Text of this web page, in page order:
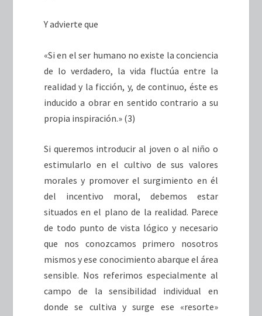
Y advierte que
«Si en el ser humano no existe la conciencia
de lo verdadero, la vida fluctúa entre la
realidad y la ficción, y, de continuo, éste es
inducido a obrar en sentido contrario a su
propia inspiración.» (3)
Si queremos introducir al joven o al niño o
estimularlo en el cultivo de sus valores
morales y promover el surgimiento en él
del incentivo moral, debemos estar
situados en el plano de la realidad. Parece
de todo punto de vista lógico y necesario
que nos conozcamos primero nosotros
mismos y ese conocimiento abarque el área
sensible. Nos referimos especialmente al
campo de la sensibilidad individual en
donde se cultiva y surge ese «resorte»